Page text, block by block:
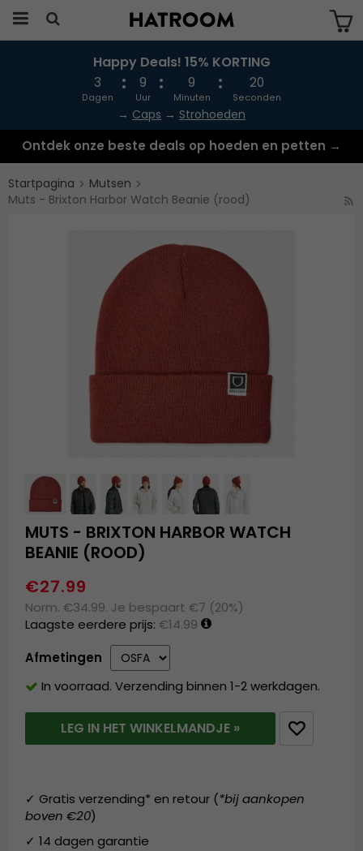
Produkten har blivit tillagd i varukorgen
Happy Deals! 15% KORTING
3
Dagen
9
Uur
9
Minuten
20
Seconden
→ Caps → Strohoeden
Ontdek onze beste deals op hoeden en petten →
Startpagina
Mutsen
Muts - Brixton Harbor Watch Beanie (rood)
MUTS - BRIXTON HARBOR WATCH
BEANIE (ROOD)
€27.99
Norm. €34.99. Je bespaart €7 (20%)
Laagste eerdere prijs: €14.99
Afmetingen
In voorraad. Verzending binnen 1-2 werkdagen.
LEG IN HET WINKELMANDJE »
✓ Gratis verzending* en retour (*bij aankopen
boven €20)
✓ 14 dagen garantie